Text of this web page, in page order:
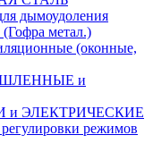
дымоудоления
метал.)
(оконные,
и
ЭЛЕКТРИЧЕСКИЕ
режимов